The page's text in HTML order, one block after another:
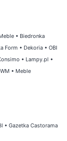
• Biedronka
Form • Dekoria • OBI
• Lampy.pl •
• Meble
• Gazetka Castorama